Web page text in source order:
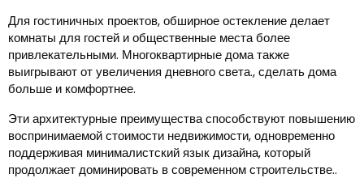
Для гостиничных проектов, обширное остекление делает
комнаты для гостей и общественные места более
привлекательными. Многоквартирные дома также
выигрывают от увеличения дневного света., сделать дома
больше и комфортнее.
Эти архитектурные преимущества способствуют повышению
воспринимаемой стоимости недвижимости, одновременно
поддерживая минималистский язык дизайна, который
продолжает доминировать в современном строительстве..